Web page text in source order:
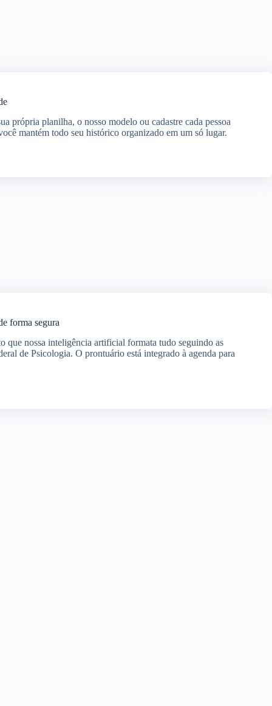
própria planilha, o nosso modelo ou cadastre cada pessoa
mantém todo seu histórico organizado em um só lugar.
forma segura
que nossa inteligência artificial formata tudo seguindo as
de Psicologia. O prontuário está integrado à agenda para